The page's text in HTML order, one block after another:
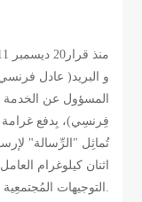
و البريد( عادل
المسؤول عن الخدمة
فِرنسِي)، بِدفع غرامة
تُماثِل "الرِّسالة"
اثنان كيلوغرام
التوجيهات المُجتمعِية.